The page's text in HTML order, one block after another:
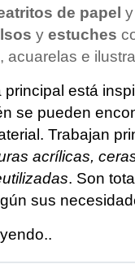
de papel
y estuches
acuarelas e
principal está
se pueden
Trabajan
acrílicas,
. Son
sus